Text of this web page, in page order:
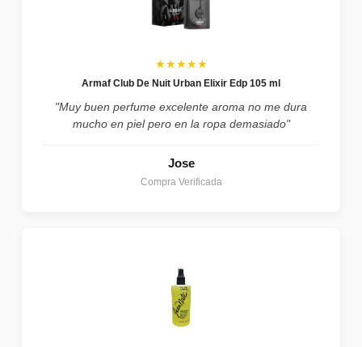
★★★★★
Armaf Club De Nuit Urban Elixir Edp 105 ml
"Muy buen perfume excelente aroma no me dura
mucho en piel pero en la ropa demasiado"
Jose
Compra Verificada